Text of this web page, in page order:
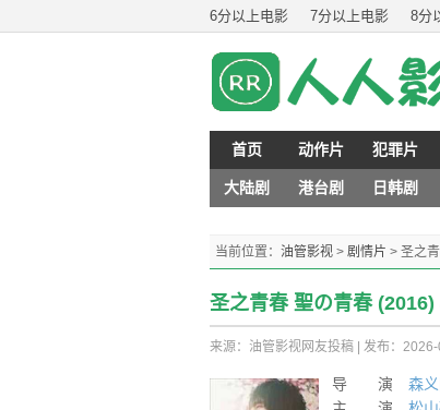
6分以上电影 7分以上电影 8分
首页 动作片 犯罪片
大陆剧 港台剧 日韩剧
当前位置： 油管影视 > 剧情片 > 圣之
圣之青春 聖の青春
来源：油管影视网友投稿 发布：
导 演 森